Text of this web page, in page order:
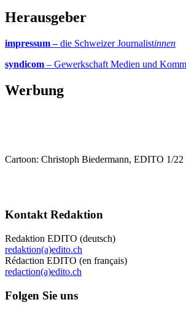
Herausgeber
impressum –die Schweizer Journalistinnen
syndicom – Gewerkschaft Medien und
Werbung
Cartoon: Christoph Biedermann, EDITO 1/22
Kontakt Redaktion
Redaktion EDITO (deutsch)
redaktion(a)edito.ch
Rédaction EDITO (en français)
redaction(a)edito.ch
Folgen Sie uns